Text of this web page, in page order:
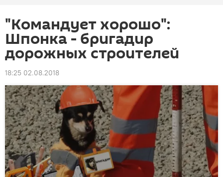
"Командует хорошо":
Шпонка - бригадир
дорожных строителей
18:25 02.08.2018